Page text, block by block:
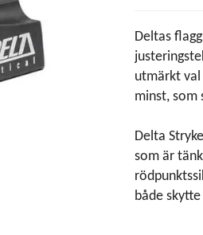
Deltas
utmärkt val
minst, som
Delta
som är
både